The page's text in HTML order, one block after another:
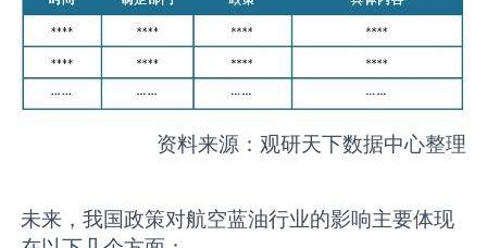
资料来源：观研天下数据中心整理
未来，我国政策对航空蓝油行业的影响主要体现